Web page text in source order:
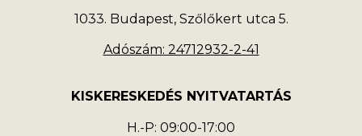
1033. Budapest, Szőlőkert utca 5.
Adószám: 24712932-2-41
KISKERESKEDÉS NYITVATARTÁS
H.-P: 09:00-17:00